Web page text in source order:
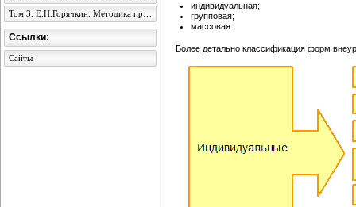
индивидуальная;
групповая;
массовая.
Более детально классификация форм
Ссылки:
Сайты